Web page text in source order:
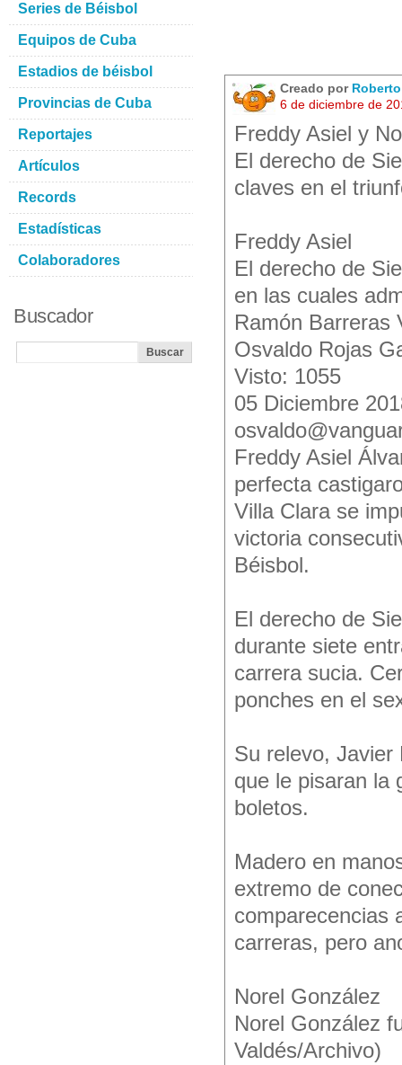
Creado por
6 de diciembre de
Freddy Asiel y
El derecho de
claves en el
Freddy Asiel
El derecho de
en las cuales
Ramón Barreras
Osvaldo Rojas
Visto: 1055
05 Diciembre
Freddy Asiel
perfecta
Villa Clara se
victoria
Béisbol.
El derecho de
durante siete
carrera sucia.
ponches en el
Su relevo, Javier
que le pisaran la
boletos.
Madero en
extremo de
comparecencias
carreras, pero
Norel González
Norel González
Valdés/Archivo)
Series de Béisbol
Equipos de Cuba
Estadios de béisbol
Provincias de Cuba
Reportajes
Artículos
Records
Estadísticas
Colaboradores
Buscador